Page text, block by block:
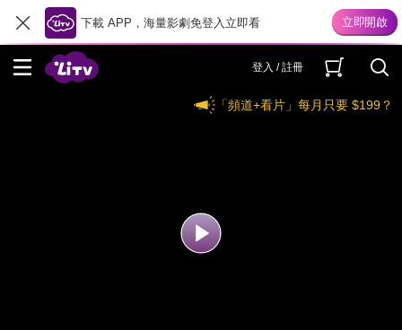
下載 APP，海量影劇免登入立即看
登入 / 註冊
「頻道+看片」每月只要 $199？